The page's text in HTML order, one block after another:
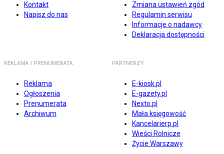
Kontakt
Napisz do nas
Zmiana ustawień zgód
Regulamin serwisu
Informacje o nadawcy
Deklaracja dostępności
REKLAMA I PRENUMERATA
Reklama
Ogłoszenia
Prenumerata
Archiwum
PARTNERZY
E-kiosk.pl
E-gazety.pl
Nexto.pl
Mała księgowość
Kancelarierp.pl
Wieści Rolnicze
Życie Warszawy